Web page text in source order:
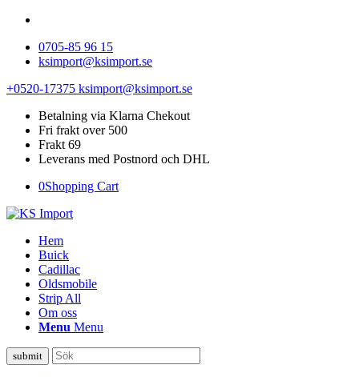
0705-85 96 15
ksimport@ksimport.se
+0520-17375 ksimport@ksimport.se
Betalning via Klarna Chekout
Fri frakt over 500
Frakt 69
Leverans med Postnord och DHL
0Shopping Cart
Hem
Buick
Cadillac
Oldsmobile
Strip All
Om oss
Menu Menu